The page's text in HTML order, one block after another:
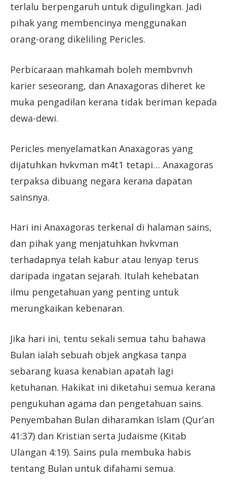
terlalu berpengaruh untuk digulingkan. Jadi
pihak yang membencinya menggunakan
orang-orang dikeliling Pericles.
Perbicaraan mahkamah boleh membvnvh
karier seseorang, dan Anaxagoras diheret ke
muka pengadilan kerana tidak beriman kepada
dewa-dewi.
Pericles menyelamatkan Anaxagoras yang
dijatuhkan hvkvman m4t1 tetapi… Anaxagoras
terpaksa dibuang negara kerana dapatan
sainsnya.
Hari ini Anaxagoras terkenal di halaman sains,
dan pihak yang menjatuhkan hvkvman
terhadapnya telah kabur atau lenyap terus
daripada ingatan sejarah. Itulah kehebatan
ilmu pengetahuan yang penting untuk
merungkaikan kebenaran.
Jika hari ini, tentu sekali semua tahu bahawa
Bulan ialah sebuah objek angkasa tanpa
sebarang kuasa kenabian apatah lagi
ketuhanan. Hakikat ini diketahui semua kerana
pengukuhan agama dan pengetahuan sains.
Penyembahan Bulan diharamkan Islam (Qur’an
41:37) dan Kristian serta Judaisme (Kitab
Ulangan 4:19). Sains pula membuka habis
tentang Bulan untuk difahami semua.